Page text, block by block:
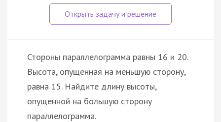
Стороны параллелограмма равны 16 и 20.
Высота, опущенная на меньшую сторону,
равна 15. Найдите длину высоты,
опущенной на большую сторону
параллелограмма.